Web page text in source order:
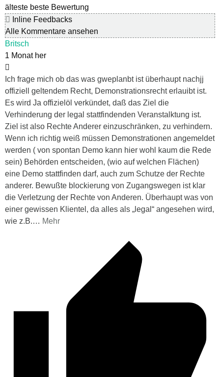
älteste beste Bewertung
Inline Feedbacks
Alle Kommentare ansehen
Britsch
1 Monat her
Ich frage mich ob das was gweplanbt ist überhaupt nachjj
offiziell geltendem Recht, Demonstrationsrecht erlauibt ist.
Es wird Ja offizielöl verkündet, daß das Ziel die
Verhinderung der legal stattfindenden Veranstalktung ist.
Ziel ist also Rechte Anderer einzuschränken, zu verhindern.
Wenn ich richtig weiß müssen Demonstrationen angemeldet
werden ( von spontan Demo kann hier wohl kaum die Rede
sein) Behörden entscheiden, (wio auf welchen Flächen)
eine Demo stattfinden darf, auch zum Schutze der Rechte
anderer. Bewußte blockierung von Zugangswegen ist klar
die Verletzung der Rechte von Anderen. Überhaupt was von
einer gewissen Klientel, da alles als „legal“ angesehen wird,
wie z.B.… Mehr